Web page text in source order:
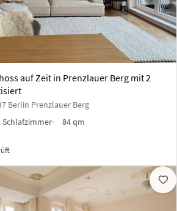
auf Zeit in Prenzlauer Berg mit 2
Berlin Prenzlauer Berg
Schlafzimmer
84 qm